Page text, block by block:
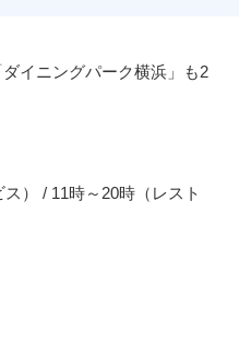
イニングパーク横浜」も2
） / 11時～20時（レスト